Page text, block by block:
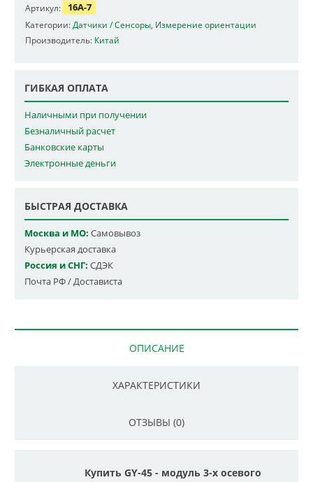
Артикул: 16A-7
Категории: Датчики / Сенсоры Измерение ориентации
Производитель: Китай
ГИБКАЯ ОПЛАТА
Наличными при получении
Безналичный расчет
Банковские карты
Электронные деньги
БЫСТРАЯ ДОСТАВКА
Москва и МО: Самовывоз
Курьерская доставка
Россия и СНГ: СДЭК
Почта РФ / Достависта
ОПИСАНИЕ
ХАРАКТЕРИСТИКИ
ОТЗЫВЫ (0)
Купить GY-45 - модуль 3-х осевого